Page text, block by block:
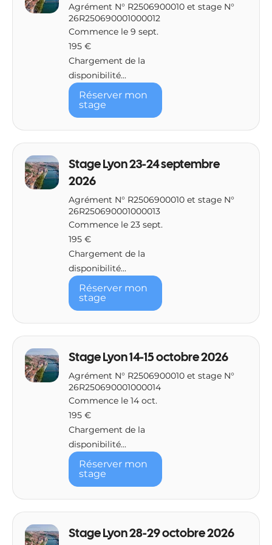
Agrément N° R2506900010 et stage N°
26R250690001000012
Commence le 9 sept.
195
euros
195 €
Chargement de la
disponibilité...
Réserver mon
stage
Stage Lyon 23-24 septembre
2026
Agrément N° R2506900010 et stage N°
26R250690001000013
Commence le 23 sept.
195
euros
195 €
Chargement de la
disponibilité...
Réserver mon
stage
Stage Lyon 14-15 octobre 2026
Agrément N° R2506900010 et stage N°
26R250690001000014
Commence le 14 oct.
195
euros
195 €
Chargement de la
disponibilité...
Réserver mon
stage
Stage Lyon 28-29 octobre 2026